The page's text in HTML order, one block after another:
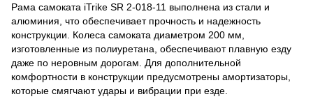
Рама самоката iTrike SR 2-018-11 выполнена из стали и
алюминия, что обеспечивает прочность и надежность
конструкции. Колеса самоката диаметром 200 мм,
изготовленные из полиуретана, обеспечивают плавную езду
даже по неровным дорогам. Для дополнительной
комфортности в конструкции предусмотрены амортизаторы,
которые смягчают удары и вибрации при езде.